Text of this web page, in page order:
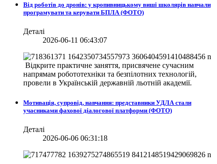
Від роботів до дронів: у кропивницькому виші школярів навчали
програмувати та керувати БПЛА (ФОТО)
Деталі
2026-06-11 06:43:07
Відкрите практичне заняття, присвячене сучасним
напрямам робототехніки та безпілотних технологій,
провели в Українській державній льотній академії.
Мотивація, супровід, навчання: представники УДЛА стали
учасниками фахової діалогової платформи (ФОТО)
Деталі
2026-06-06 06:31:18